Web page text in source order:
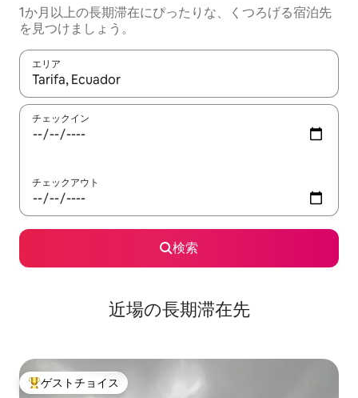
1か月以上の長期滞在にぴったりな、くつろげる宿泊先
を見つけましょう。
エリア
検索結果が表示されたら、上下の矢印キーを使って移動するか
チェックイン
チェックアウト
検索
近場の長期滞在先
大好評のゲストチョイスです。
ゲストチョイス